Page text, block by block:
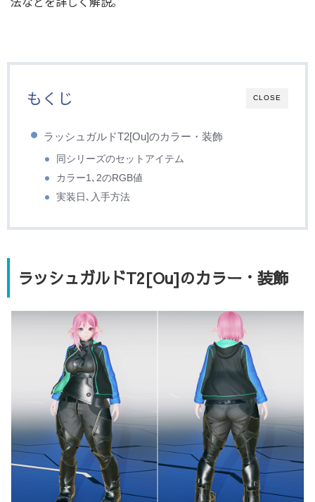
CLOSE
もくじ
ラッシュガルドT2[Ou]のカラー・装飾
同シリーズのセットアイテム
カラー1､2のRGB値
実装日､入手方法
ラッシュガルドT2[Ou]のカラー・装飾